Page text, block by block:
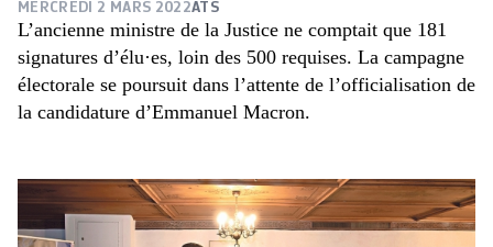
MERCREDI 2 MARS 2022ATS
L’ancienne ministre de la Justice ne comptait que 181
signatures d’élu·es, loin des 500 requises. La campagne
électorale se poursuit dans l’attente de l’officialisation de
la candidature d’Emmanuel Macron.